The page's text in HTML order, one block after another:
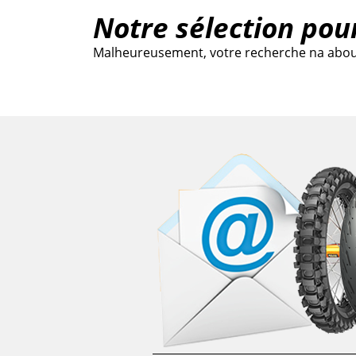
Notre sélection
Malheureusement, votre recherche na